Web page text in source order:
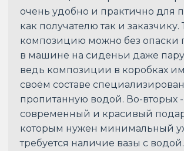
очень удобно и практично для
как получателю так и заказчику.
композицию можно без опаски
в машине на сиденьи даже пару
ведь композиции в коробках
своём составе
пропитанную водой. Во-вторых -
современный и красивый
которым нужен минимальный
требуется наличие вазы с водой.